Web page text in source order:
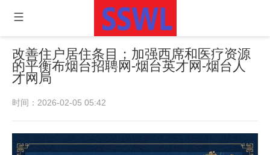
改善住户居住条目；加强西席和医疗资源
的平衡布烟台招聘网-烟台英才网-烟台人
才网局
时间：2026-02-05 05:42